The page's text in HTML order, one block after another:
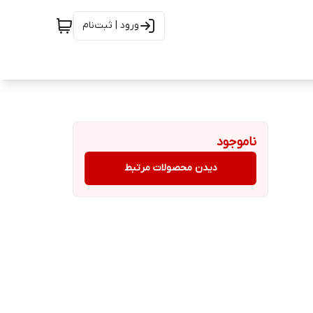
ورود | ثبت‌نام
ناموجود
دیدن محصولات مرتبط